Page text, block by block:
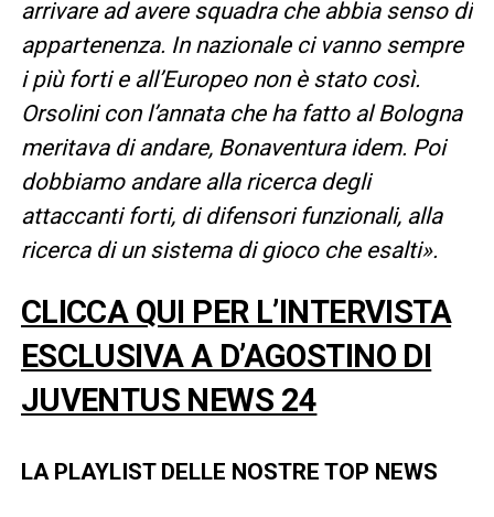
arrivare ad avere squadra che abbia senso di
appartenenza. In nazionale ci vanno sempre
i più forti e all’Europeo non è stato così.
Orsolini con l’annata che ha fatto al Bologna
meritava di andare, Bonaventura idem. Poi
dobbiamo andare alla ricerca degli
attaccanti forti, di difensori funzionali, alla
ricerca di un sistema di gioco che esalti».
CLICCA QUI PER L’INTERVISTA
ESCLUSIVA A D’AGOSTINO DI
JUVENTUS NEWS 24
LA PLAYLIST DELLE NOSTRE TOP NEWS